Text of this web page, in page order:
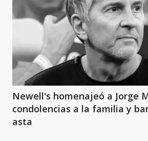
Newell's homenajeó a Jorge
condolencias a la familia y
asta